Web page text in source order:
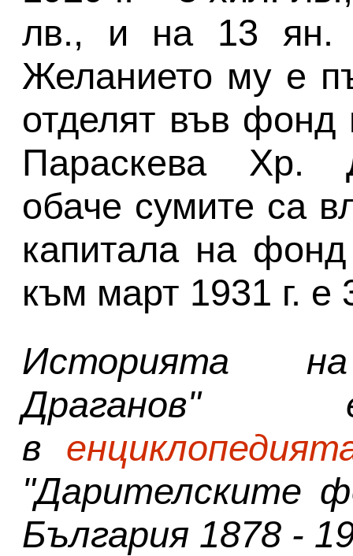
лв., и на 13 ян.
Желанието му е
отделят във
Параскева Хр.
обаче сумите са
капитала на фонд
към март 1931 г. е
Историята
Драганов"
в
"Дарителските
България 1878 -